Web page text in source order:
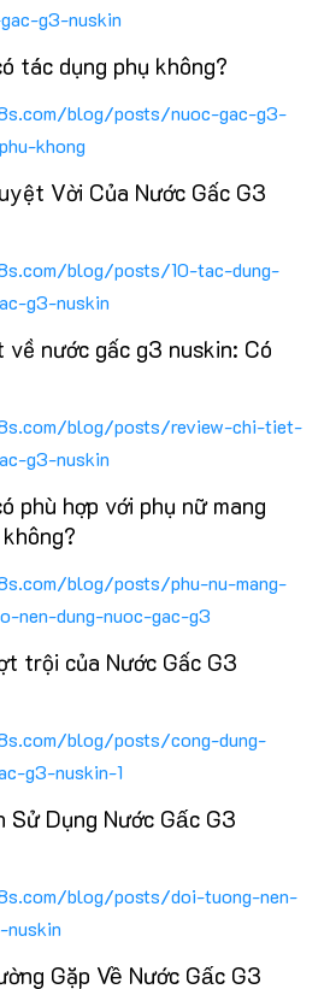
g3-nuskin
tác dụng phụ không?
blog/posts/nuoc-gac-g3-
khong
Vời Của Nước Gấc G3
blog/posts/10-tac-dung-
g3-nuskin
về nước gấc g3 nuskin: Có
blog/posts/review-chi-tiet-
g3-nuskin
phù hợp với phụ nữ mang
blog/posts/phu-nu-mang-
nen-dung-nuoc-gac-g3
trội của Nước Gấc G3
blog/posts/cong-dung-
g3-nuskin-1
Sử Dụng Nước Gấc G3
blog/posts/doi-tuong-nen-
nuskin
Gặp Về Nước Gấc G3